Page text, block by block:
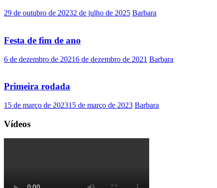
29 de outubro de 20232 de julho de 2025 Barbara
Festa de fim de ano
6 de dezembro de 20216 de dezembro de 2021 Barbara
Primeira rodada
15 de março de 202315 de março de 2023 Barbara
Vídeos